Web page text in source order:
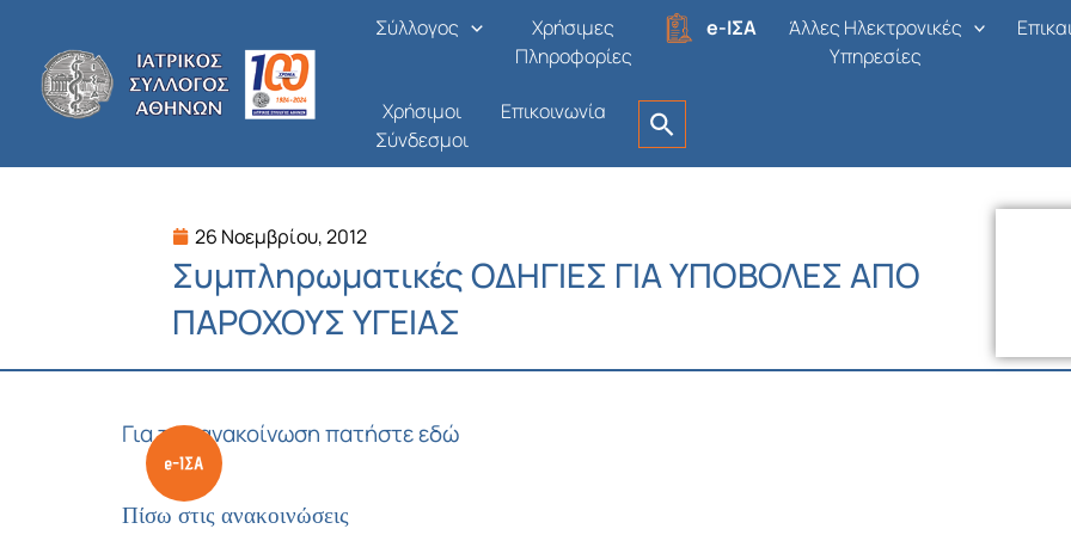
περιεχόμενο
Σύλλογος
Χρήσιμες
Πληροφορίες
e-ΙΣΑ
Άλλες Ηλεκτρονικές
Υπηρεσίες
Χρήσιμοι
Σύνδεσμοι
Επικοινωνία
26 Νοεμβρίου, 2012
Συμπληρωματικές ΟΔΗΓΙΕΣ ΓΙΑ ΥΠΟΒΟΛΕΣ ΑΠΟ
ΠΑΡΟΧΟΥΣ ΥΓΕΙΑΣ
Για την ανακοίνωση πατήστε εδώ
Πίσω στις ανακοινώσεις